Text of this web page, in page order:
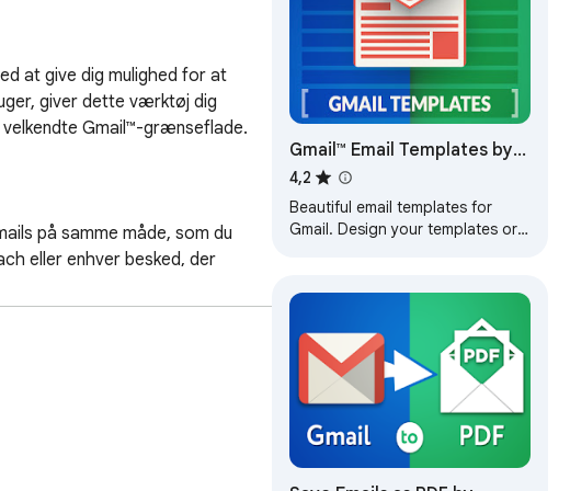
at give dig mulighed for at
giver dette værktøj dig
Gmail™-grænseflade.
på samme måde, som du
eller enhver besked, der
og fejl med et hurtigt blik.
Gmail™ Email Templates by
cloudHQ
4,2
Beautiful email templates for
Gmail. Design your templates or